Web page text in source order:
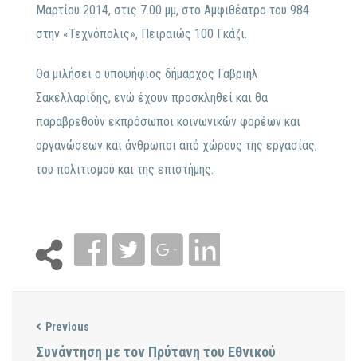
Μαρτίου 2014, στις 7.00 μμ, στο Αμφιθέατρο του 984
στην «Τεχνόπολις», Πειραιώς 100 Γκάζι.
Θα μιλήσει ο υποψήφιος δήμαρχος Γαβριήλ
Σακελλαρίδης, ενώ έχουν προσκληθεί και θα
παραβρεθούν εκπρόσωποι κοινωνικών φορέων και
οργανώσεων και άνθρωποι από χώρους της εργασίας,
του πολιτισμού και της επιστήμης.
Previous
Συνάντηση με τον Πρύτανη του Εθνικού